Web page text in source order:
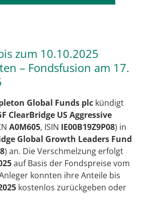
zum 10.10.2025
– Fondsfusion am 17.
Global Funds plc kündigt
ClearBridge US Aggressive
A0M605, ISIN IE00B19Z9P08) in
Global Growth Leaders Fund
) an. Die Verschmelzung erfolgt
auf Basis der Fondspreise vom
konnten ihre Anteile bis
kostenlos zurückgeben oder